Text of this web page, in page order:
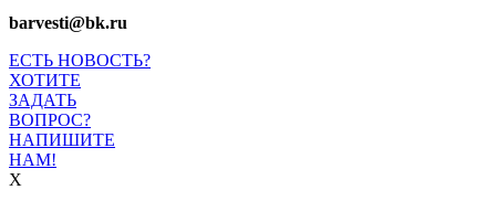
barvesti@bk.ru
ЕСТЬ НОВОСТЬ?
ХОТИТЕ
ЗАДАТЬ
ВОПРОС?
НАПИШИТЕ
НАМ!
X